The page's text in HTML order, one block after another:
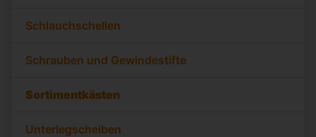
Schlauchschellen
Schrauben und Gewindestifte
Sortimentkästen
Unterlegscheiben